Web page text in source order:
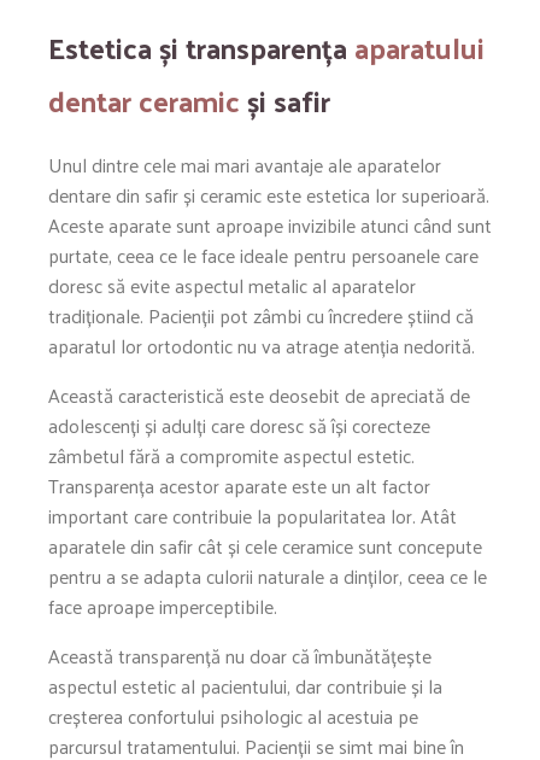
Estetica și transparențaaparatului
dentar ceramicși safir
Unul dintre cele mai mari avantaje ale aparatelor
dentare din safir și ceramic este estetica lor superioară.
Aceste aparate sunt aproape invizibile atunci când sunt
purtate, ceea ce le face ideale pentru persoanele care
doresc să evite aspectul metalic al aparatelor
tradiționale. Pacienții pot zâmbi cu încredere știind că
aparatul lor ortodontic nu va atrage atenția nedorită.
Această caracteristică este deosebit de apreciată de
adolescenți și adulți care doresc să își corecteze
zâmbetul fără a compromite aspectul estetic.
Transparența acestor aparate este un alt factor
important care contribuie la popularitatea lor. Atât
aparatele din safir cât și cele ceramice sunt concepute
pentru a se adapta culorii naturale a dinților, ceea ce le
face aproape imperceptibile.
Această transparență nu doar că îmbunătățește
aspectul estetic al pacientului, dar contribuie și la
creșterea confortului psihologic al acestuia pe
parcursul tratamentului. Pacienții se simt mai bine în